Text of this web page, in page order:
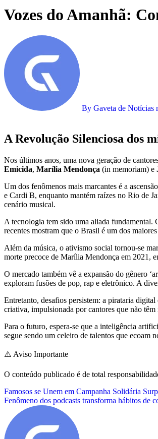
Vozes do Amanhã:
By Gaveta de Notícias
A Revolução Silenciosa dos
Nos últimos anos, uma nova geração de
Emicida, Marília Mendonça (in memoriam) e
Um dos fenômenos mais marcantes é a
e Cardi B, enquanto mantém raízes no Rio de
cenário musical.
A tecnologia tem sido uma aliada fundamental.
recentes mostram que o Brasil é um dos
Além da música, o ativismo social tornou-se
morte precoce de Marília Mendonça em 2021,
O mercado também vê a expansão do gênero
exploram fusões de pop, rap e eletrônico. A
Entretanto, desafios persistem: a pirataria
criativa, impulsionada por cantores que não
Para o futuro, espera-se que a inteligência
segue sendo um celeiro de talentos que ecoam
⚠️ Aviso Importante
O conteúdo publicado é de total
Navegação
de
Post
Famosos se Unem em Campanha Solidária
Fenômeno dos podcasts transforma hábitos de